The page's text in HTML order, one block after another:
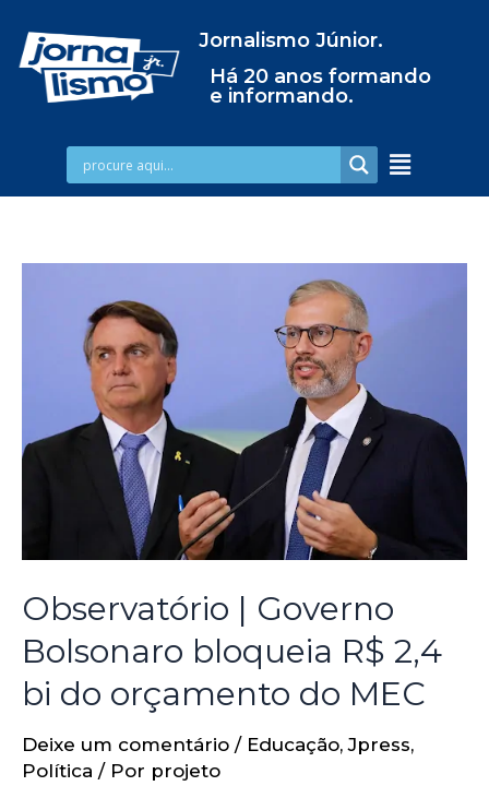
Jornalismo Júnior.
Há 20 anos formando
e informando.
Observatório | Governo
Bolsonaro bloqueia R$ 2,4
bi do orçamento do MEC
Deixe um comentário / Educação,Jpress,
Política / Por projeto